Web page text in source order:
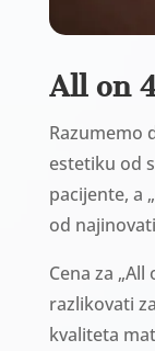
All on
Razumemo
estetiku od
pacijente, a
od
Cena za
razlikovati
kvaliteta